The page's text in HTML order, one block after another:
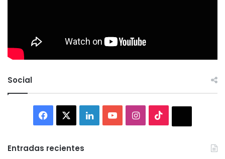
Social
Facebook LinkedInYouTubeInstagram
Entradas recientes